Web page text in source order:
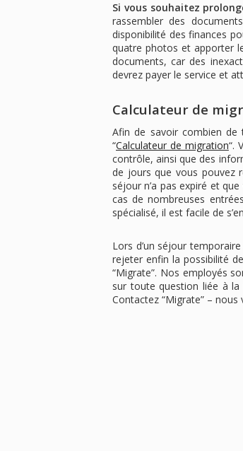
Si vous souhaitez
rassembler des
disponibilité des finances
quatre photos et apporter
documents, car des
devrez payer le service et
Calculateur de
Afin de savoir combien de
“Calculateur de migration“.
contrôle, ainsi que des
de jours que vous pouvez
séjour n’a pas expiré et
cas de nombreuses
spécialisé, il est facile de
Lors d’un séjour
rejeter enfin la possibilité
“Migrate”. Nos employés
sur toute question liée à la
Contactez “Migrate” – nous